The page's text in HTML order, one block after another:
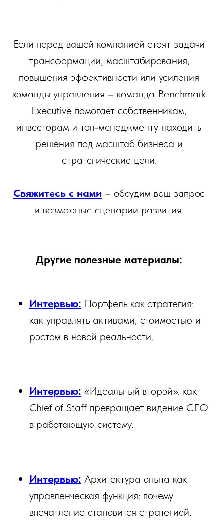
Если перед вашей компанией стоят задачи
трансформации, масштабирования,
повышения эффективности или усиления
команды управления – команда Benchmark
Executive помогает собственникам,
инвесторам и топ-менеджменту находить
решения под масштаб бизнеса и
стратегические цели.
Свяжитесь с нами – обсудим ваш запрос
и возможные сценарии развития.
Другие полезные материалы:
Интервью: Портфель как стратегия:
как управлять активами, стоимостью и
ростом в новой реальности.
Интервью: «Идеальный второй»: как
Chief of Staff превращает видение CEO
в работающую систему.
Интервью: Архитектура опыта как
управленческая функция: почему
впечатление становится стратегией.